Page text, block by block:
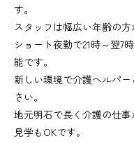
す。
スタッフは幅広い年齢の方
ショート夜勤で21時～翌7
能です。
新しい環境で介護ヘルパ
さい。
地元明石で長く介護の仕事
見学もOKです。